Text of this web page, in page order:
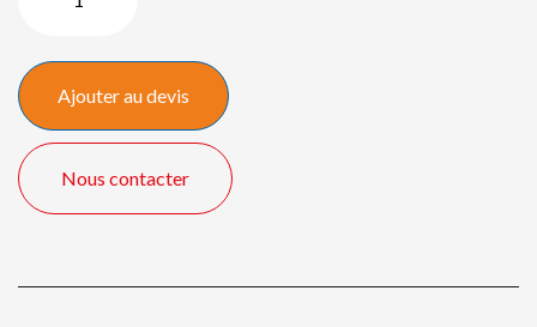
LT
Series
2.5mm
Indoor
LED
Ajouter au devis
Nous contacter